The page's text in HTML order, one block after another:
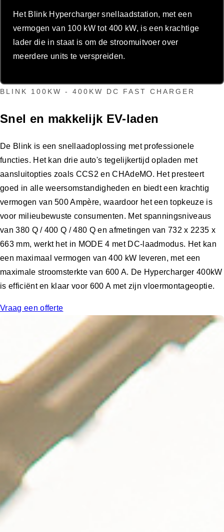
Het Blink Hypercharger snellaadstation, met een
vermogen van 100 kW tot 400 kW, is een krachtige
lader die in staat is om de stroomuitvoer over
meerdere units te verspreiden.
BLINK 100KW - 400KW DC FAST CHARGER
Snel en makkelijk EV-laden
De Blink is een snellaadoplossing met professionele
functies. Het kan drie auto's tegelijkertijd opladen met
aansluitopties zoals CCS2 en CHAdeMO. Het presteert
goed in alle weersomstandigheden en biedt een krachtig
vermogen van 500 Ampère, waardoor het een topkeuze is
voor milieubewuste consumenten. Met spanningsniveaus
van 380 Q / 400 Q / 480 Q en afmetingen van 732 x 2235 x
663 mm, werkt het in MODE 4 met DC-laadmodus. Het kan
een maximaal vermogen van 400 kW leveren, met een
maximale stroomsterkte van 600 A. De Hypercharger 400kW
is efficiënt en klaar voor 600 A met zijn vloermontageoptie.
Vraag een offerte
Meer te weten komen over de
Hypercharger 400kW?
Neem contact met ons op voor meer informatie of een
vrijblijvende offerte.
Host portal
Volg ons